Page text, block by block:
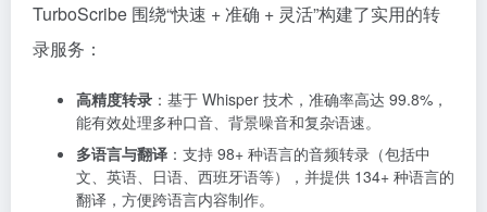
TurboScribe 围绕“快速 + 准确 + 灵活”构建了实用的转
录服务：
高精度转录 ：基于 Whisper 技术，准确率高达 99.8%，
能有效处理多种口音、背景噪音和复杂语速。
多语言与翻译 ：支持 98+ 种语言的音频转录（包括中
文、英语、日语、西班牙语等），并提供 134+ 种语言的
翻译，方便跨语言内容制作。